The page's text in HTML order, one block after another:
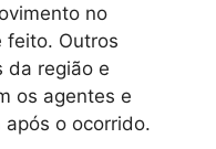
no
feito. Outros
da região e
os agentes e
o ocorrido.